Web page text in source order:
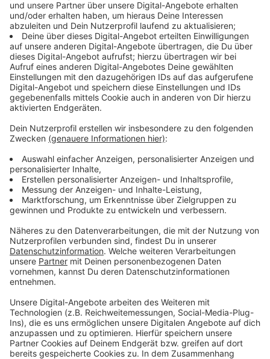
kamen die meisten Kinder mit ausländischem Pass in
den weiterführenden Schulen und Grundschulen aus
Kriegsländern wie der Ukraine, aus Syrien und aus dem
Irak.
Die Zahl der ukrainischen Schüler ist beispielsweise
von 24 Schülern im Schuljahr 2014/15 auf 615 Schüler
im vergangenen Schuljahr gestiegen. Dagegen ist der
Jahren deutlich zurückgegangen. Ihr Anteil liegt jetzt
fast 14 Prozent gewesen.
Anzeige
Weitere Meldungen aus Leverkusen
Anzeige
5 Jahre Haft nach Rolex-Raub in Leverkusen
Radweg am Leverkusener Westring zu eng